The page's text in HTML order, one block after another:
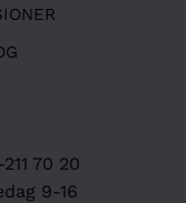
70 20
9-16